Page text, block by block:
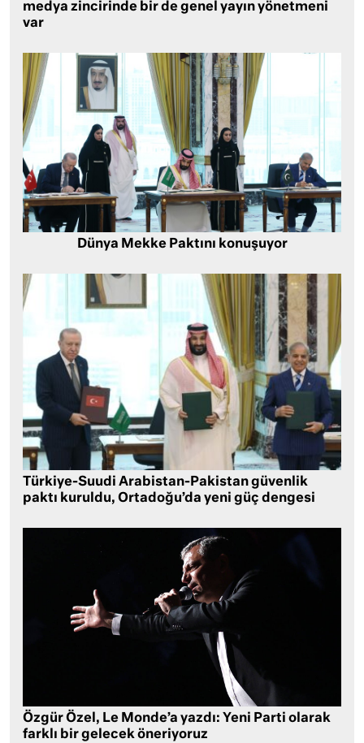
medya zincirinde bir de genel yayın yönetmeni
var
Dünya Mekke Paktını konuşuyor
Türkiye-Suudi Arabistan-Pakistan güvenlik
paktı kuruldu, Ortadoğu’da yeni güç dengesi
Özgür Özel, Le Monde’a yazdı: Yeni Parti olarak
farklı bir gelecek öneriyoruz